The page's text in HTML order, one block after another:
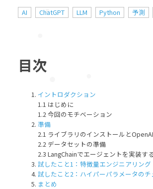
AI ChatGPT LLM Python 予測
目次
イントロダクション
1.1 はじめに
1.2 今回のモチベーション
準備
2.1 ライブラリのインストールと
2.2 データセットの準備
2.3 LangChainでエージェントを実装す
試したこと1：特徴量エンジニアリング
試したこと2：ハイパーパラメータのチ
まとめ